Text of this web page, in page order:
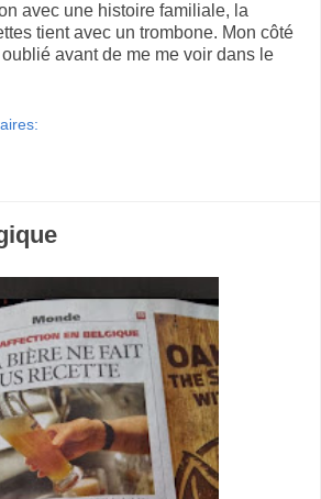
avec une histoire familiale, la
tient avec un trombone. Mon côté
avant de me me voir dans le